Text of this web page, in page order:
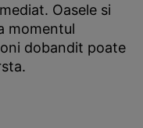
Oasele si
momentul
dobandit poate